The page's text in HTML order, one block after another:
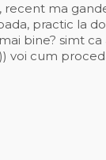
recent ma
practic la
bine? simt
voi cum